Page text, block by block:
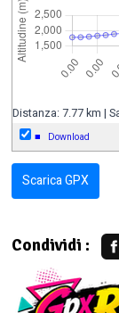
Distanza: 7.77 km |
■ Download
Scarica GPX
Condividi :